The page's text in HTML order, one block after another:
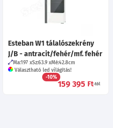
Esteban W1 tálalószekrény
J/B - antracit/fehér/mf. fehér
Ma:197 Sz:63.9 Mé:42.8cm
Választható led világítás!
-10%
159 395 Ft-tól